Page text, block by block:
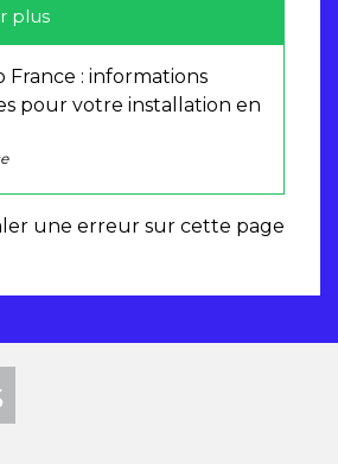
plus
France : informations
pour votre installation en
une erreur sur cette page